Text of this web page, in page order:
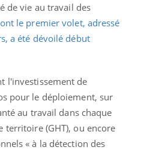
de vie au travail des
le premier volet, adressé
a été dévoilé début
l'investissement de
pour le déploiement, sur
au travail dans chaque
territoire (GHT), ou encore
« à la détection des